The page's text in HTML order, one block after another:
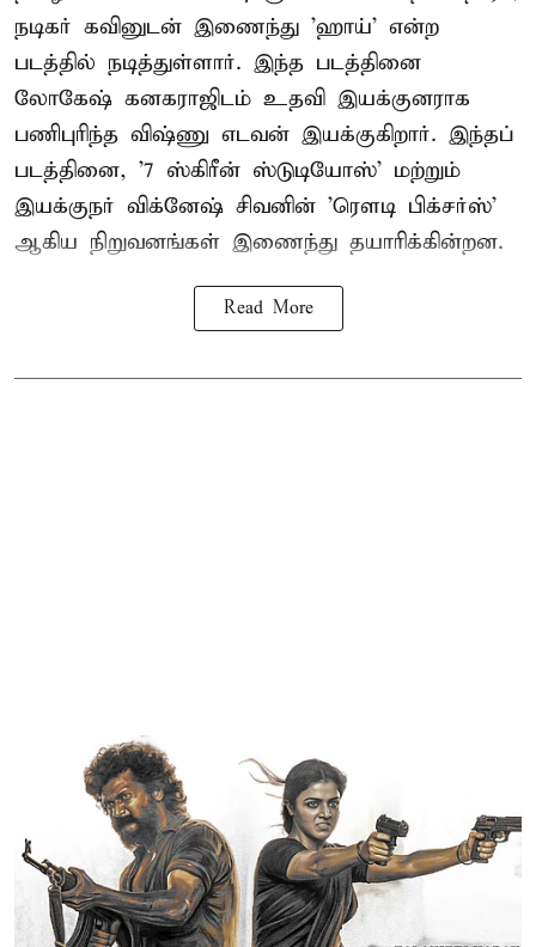
நடிகர் கவினுடன் இணைந்து 'ஹாய்' என்ற
படத்தில் நடித்துள்ளார். இந்த படத்தினை
லோகேஷ் கனகராஜிடம் உதவி இயக்குனராக
பணிபுரிந்த விஷ்ணு எடவன் இயக்குகிறார். இந்தப்
படத்தினை, '7 ஸ்கிரீன் ஸ்டுடியோஸ்' மற்றும்
இயக்குநர் விக்னேஷ் சிவனின் 'ரௌடி பிக்சர்ஸ்'
ஆகிய நிறுவனங்கள் இணைந்து தயாரிக்கின்றன.
Read More